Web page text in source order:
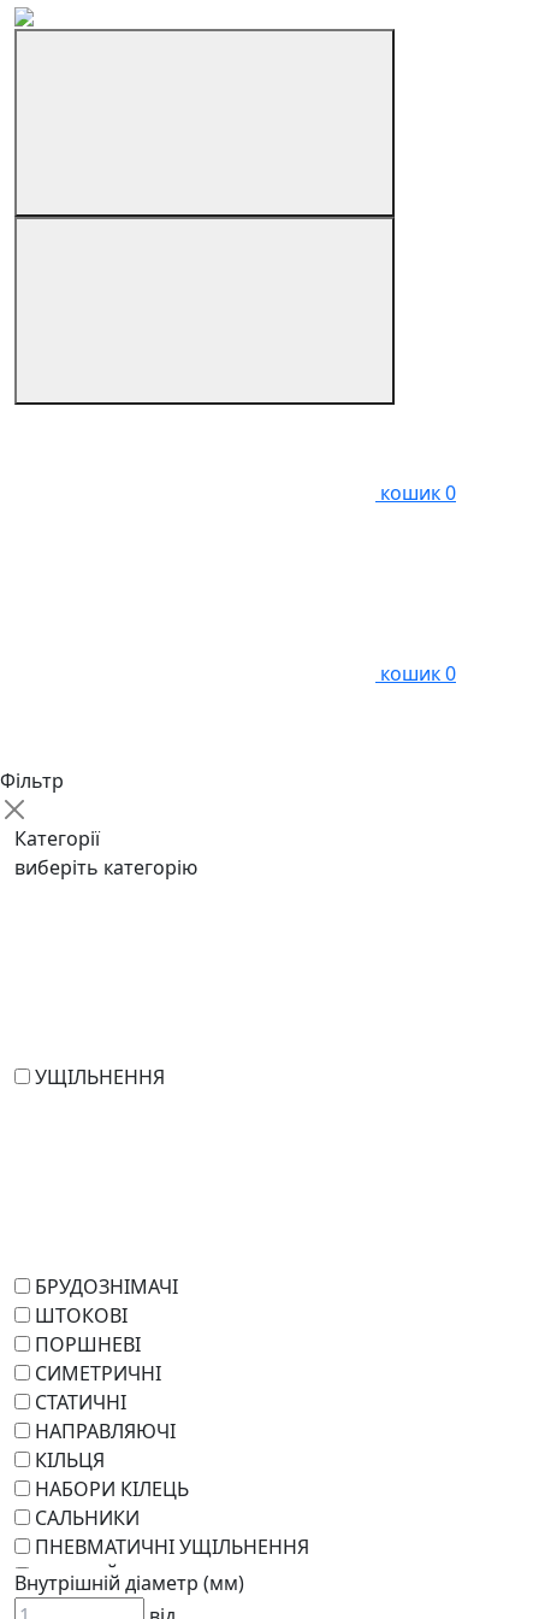
кошик0
кошик0
Фільтр
Категорії
виберіть категорію
УЩІЛЬНЕННЯ
БРУДОЗНІМАЧІ
ШТОКОВІ
ПОРШНЕВІ
СИМЕТРИЧНІ
СТАТИЧНІ
НАПРАВЛЯЮЧІ
КІЛЬЦЯ
НАБОРИ КІЛЕЦЬ
САЛЬНИКИ
ПНЕВМАТИЧНІ УЩІЛЬНЕННЯ
РОТАЦІЙНІ
РЕМКОМПЛЕКТИ
Внутрішній діаметр (мм)